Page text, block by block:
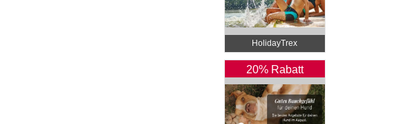
HolidayTrex
20% Rabatt